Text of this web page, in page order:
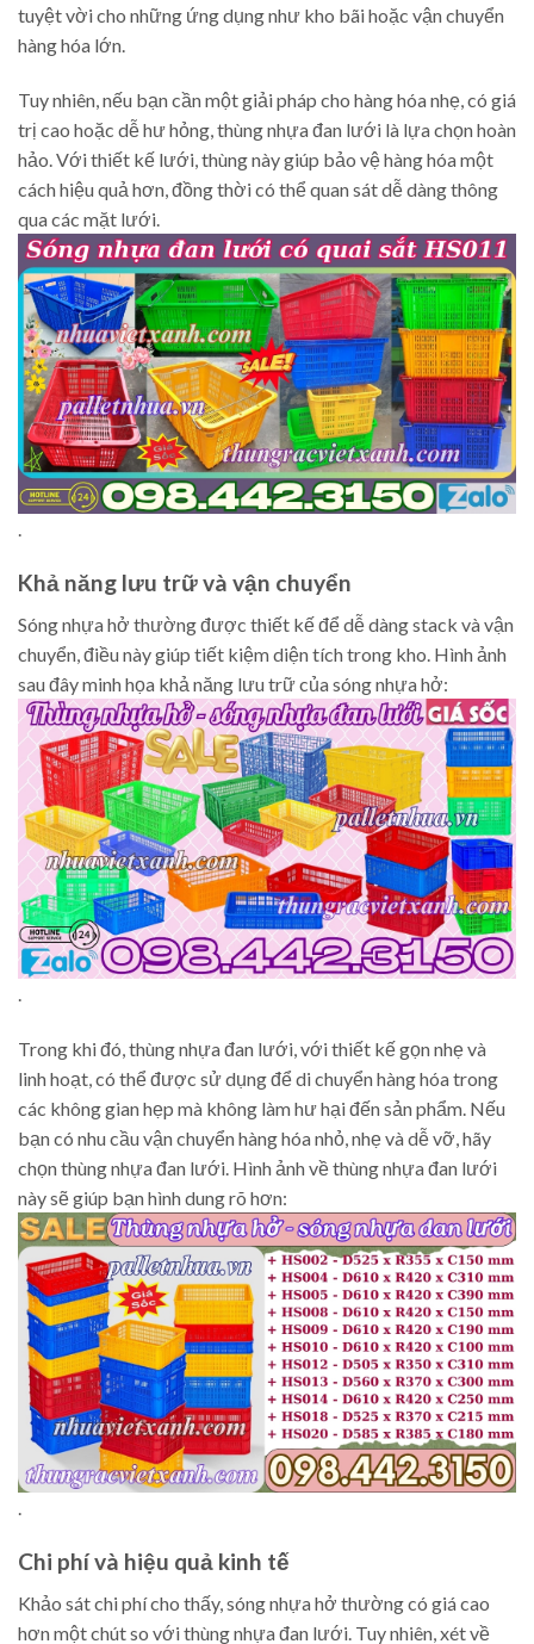
tuyệt vời cho những ứng dụng như kho bãi hoặc vận chuyển
hàng hóa lớn.
Tuy nhiên, nếu bạn cần một giải pháp cho hàng hóa nhẹ, có giá
trị cao hoặc dễ hư hỏng, thùng nhựa đan lưới là lựa chọn hoàn
hảo. Với thiết kế lưới, thùng này giúp bảo vệ hàng hóa một
cách hiệu quả hơn, đồng thời có thể quan sát dễ dàng thông
qua các mặt lưới.
.
Khả năng lưu trữ và vận chuyển
Sóng nhựa hở thường được thiết kế để dễ dàng stack và vận
chuyển, điều này giúp tiết kiệm diện tích trong kho. Hình ảnh
sau đây minh họa khả năng lưu trữ của sóng nhựa hở:
.
Trong khi đó, thùng nhựa đan lưới, với thiết kế gọn nhẹ và
linh hoạt, có thể được sử dụng để di chuyển hàng hóa trong
các không gian hẹp mà không làm hư hại đến sản phẩm. Nếu
bạn có nhu cầu vận chuyển hàng hóa nhỏ, nhẹ và dễ vỡ, hãy
chọn thùng nhựa đan lưới. Hình ảnh về thùng nhựa đan lưới
này sẽ giúp bạn hình dung rõ hơn:
.
Chi phí và hiệu quả kinh tế
Khảo sát chi phí cho thấy, sóng nhựa hở thường có giá cao
hơn một chút so với thùng nhựa đan lưới. Tuy nhiên, xét về